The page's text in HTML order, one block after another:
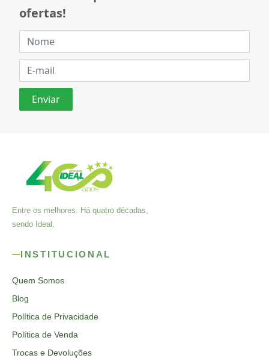
ofertas!
Entre os melhores. Há quatro décadas,
sendo Ideal.
INSTITUCIONAL
Quem Somos
Blog
Política de Privacidade
Política de Venda
Trocas e Devoluções